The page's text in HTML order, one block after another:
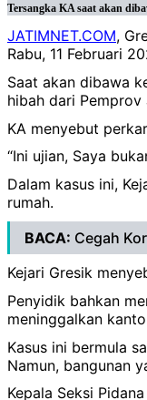
Tersangka KA saat akan
JATIMNET.COM,
Rabu, 11 Februari
Saat akan dibawa
hibah dari
KA menyebut
“Ini ujian, Saya
Dalam kasus ini,
rumah.
BACA: Cegah
Kejari Gresik
Penyidik bahkan
meninggalkan
Kasus ini bermula
Namun, bangunan
Kepala Seksi